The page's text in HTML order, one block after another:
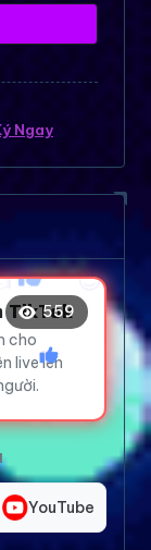
Ngay
TikTok
cho
live lên
559
😍
❤️
YouTube